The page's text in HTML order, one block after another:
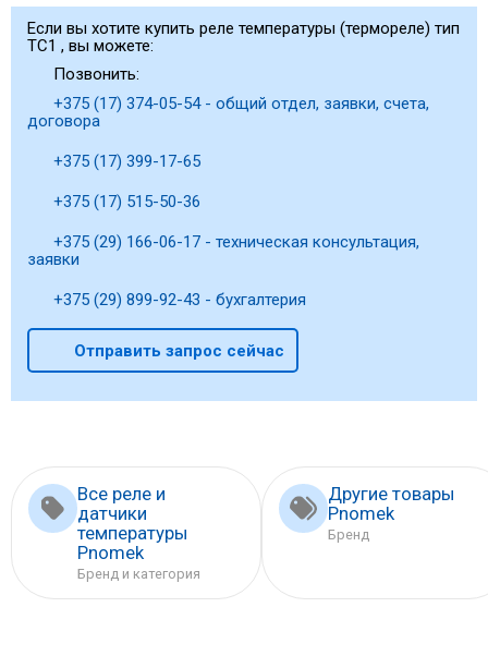
Если вы хотите купить реле температуры (термореле) тип
TC1 , вы можете:
Позвонить:
+375 (17) 374-05-54 - общий отдел, заявки, счета,
договора
+375 (17) 399-17-65
+375 (17) 515-50-36
+375 (29) 166-06-17 - техническая консультация,
заявки
+375 (29) 899-92-43 - бухгалтерия
Отправить запрос сейчас
Все реле и
датчики
температуры
Pnomek
Бренд и категория
Другие товары
Pnomek
Бренд